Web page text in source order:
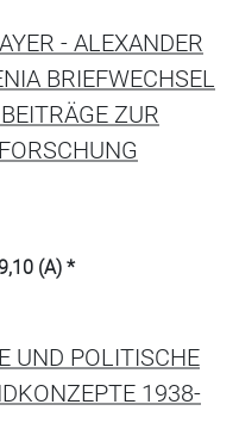
- ALEXANDER
BRIEFWECHSEL
ZUR
(A) *
UND POLITISCHE
1938-